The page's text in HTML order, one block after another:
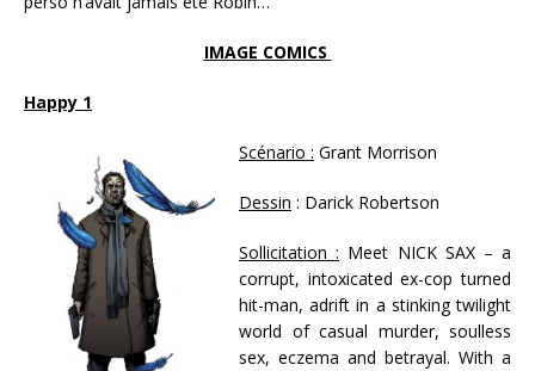
IMAGE COMICS
Happy 1
Scénario : Grant Morrison
Dessin : Darick Robertson
Sollicitation : Meet NICK SAX – a
corrupt, intoxicated ex-cop turned
hit-man, adrift in a stinking twilight
world of casual murder, soulless
sex, eczema and betrayal. With a